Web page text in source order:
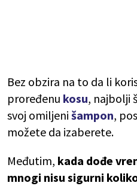
Bez obzira na to da li
proređenu kosu, najbolji
svoj omiljeni šampon,
možete da izaberete.
Međutim, kada dođe
mnogi nisu sigurni